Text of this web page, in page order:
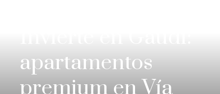
apartamentos
premium en Vía